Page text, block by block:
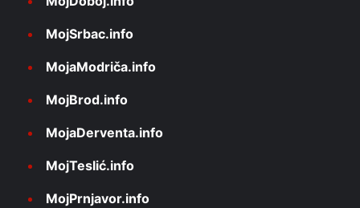
MojSrbac.info
MojaModriča.info
MojBrod.info
MojaDerventa.info
MojTeslić.info
MojPrnjavor.info